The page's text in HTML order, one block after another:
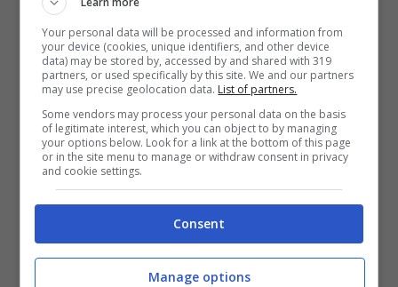
tempo e dello spazio. Una fabbrica di sogni.
Ma è anche un luogo fisico. Una sala buia in
cui si condividono in silenzio emozioni
personali. Al cinema si può essere soli o in
compagnia. Alla fine della proiezione si può
tornare a casa, farsi una passeggiata per
pensare a ciò che si è visto, scambiarsi pareri
sul film, decidere di prolungare l’incontro con
un caffè e molto altro. Il cinema e la cultura
uniscono le persone al di là di tutte le
Your personal data will be processed and information from
your device (cookies, unique identifiers, and other device
data) may be stored by, accessed by and shared with 319
partners, or used specifically by this site. We and our partners
may use precise geolocation data. List of partners.
Some vendors may process your personal data on the basis
of legitimate interest, which you can object to by managing
your options below. Look for a link at the bottom of this page
or in the site menu to manage or withdraw consent in privacy
and cookie settings.
Consent
Manage options